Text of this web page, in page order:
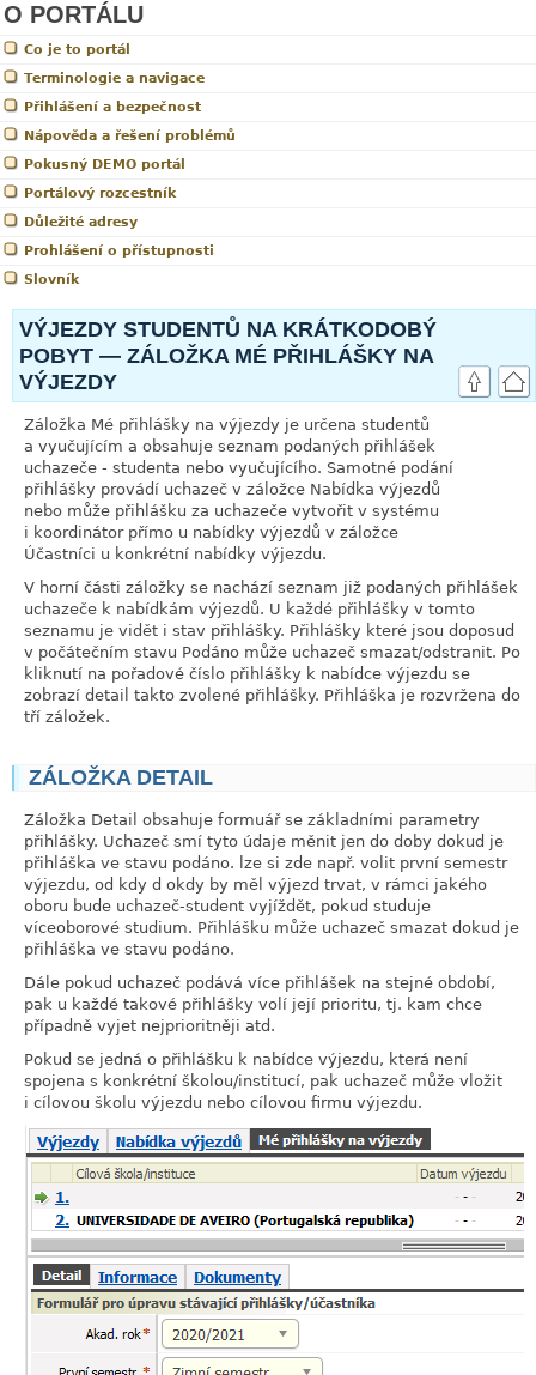
O PORTÁLU
Co je to portál
Terminologie a navigace
Přihlášení a bezpečnost
Nápověda a řešení problémů
Pokusný DEMO portál
Portálový rozcestník
Důležité adresy
Prohlášení o přístupnosti
Slovník
VÝJEZDY STUDENTŮ NA KRÁTKODOBÝ
POBYT — ZÁLOŽKA MÉ PŘIHLÁŠKY NA
VÝJEZDY
Záložka Mé přihlášky na výjezdy je určena studentů
a vyučujícím a obsahuje seznam podaných přihlášek
uchazeče - studenta nebo vyučujícího. Samotné podání
přihlášky provádí uchazeč v záložce Nabídka výjezdů
nebo může přihlášku za uchazeče vytvořit v systému
i koordinátor přímo u nabídky výjezdů v záložce
Účastníci u konkrétní nabídky výjezdu.
V horní části záložky se nachází seznam již podaných přihlášek
uchazeče k nabídkám výjezdů. U každé přihlášky v tomto
seznamu je vidět i stav přihlášky. Přihlášky které jsou doposud
v počátečním stavu Podáno může uchazeč smazat/odstranit. Po
kliknutí na pořadové číslo přihlášky k nabídce výjezdu se
zobrazí detail takto zvolené přihlášky. Přihláška je rozvržena do
tří záložek.
ZÁLOŽKA DETAIL
Záložka Detail obsahuje formuář se základními parametry
přihlášky. Uchazeč smí tyto údaje měnit jen do doby dokud je
přihláška ve stavu podáno. lze si zde např. volit první semestr
výjezdu, od kdy d okdy by měl výjezd trvat, v rámci jakého
oboru bude uchazeč-student vyjíždět, pokud studuje
víceoborové studium. Přihlášku může uchazeč smazat dokud je
přihláška ve stavu podáno.
Dále pokud uchazeč podává více přihlášek na stejné období,
pak u každé takové přihlášky volí její prioritu, tj. kam chce
případně vyjet nejprioritněji atd.
Pokud se jedná o přihlášku k nabídce výjezdu, která není
spojena s konkrétní školou/institucí, pak uchazeč může vložit
i cílovou školu výjezdu nebo cílovou firmu výjezdu.